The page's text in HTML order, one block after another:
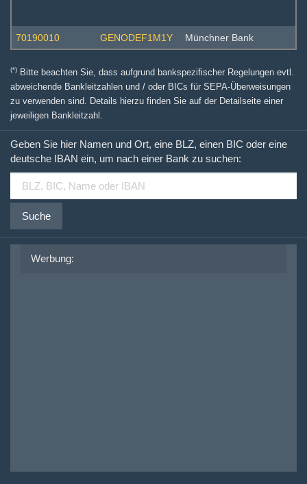
70190010 GENODEF1M1Y Münchner Bank
(*) Bitte beachten Sie, dass aufgrund bankspezifischer Regelungen evtl.
abweichende Bankleitzahlen und / oder BICs für SEPA-Überweisungen
zu verwenden sind. Details hierzu finden Sie auf der Detailseite einer
jeweiligen Bankleitzahl.
Geben Sie hier Namen und Ort, eine BLZ, einen BIC oder eine
deutsche IBAN ein, um nach einer Bank zu suchen:
Suche
Werbung: